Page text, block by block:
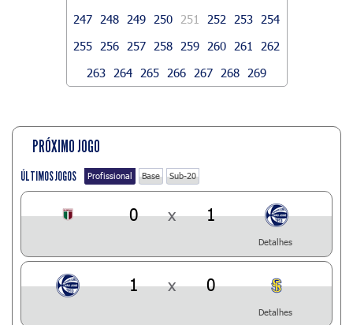
247
248 249 250 251 252 253
254
255
256 257 258 259 260 261
262
263
264 265 266 267 268 269
PRÓXIMO JOGO
ÚLTIMOS JOGOS Profissional Base Sub-20
0 x 1
Detalhes
1 x 0
Detalhes